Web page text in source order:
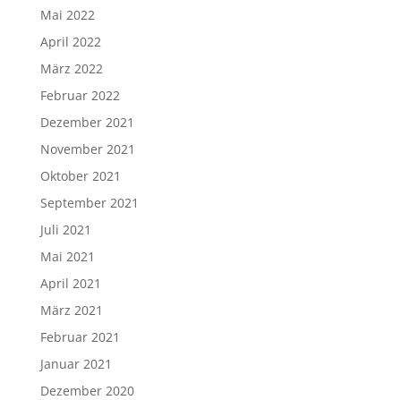
Mai 2022
April 2022
März 2022
Februar 2022
Dezember 2021
November 2021
Oktober 2021
September 2021
Juli 2021
Mai 2021
April 2021
März 2021
Februar 2021
Januar 2021
Dezember 2020